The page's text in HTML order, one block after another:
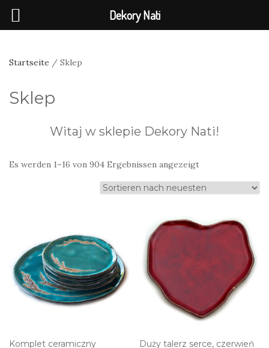
Startseite / Sklep
Sklep
Witaj w sklepie Dekory Nati!
Es werden 1–16 von 904 Ergebnissen angezeigtNach
neuesten
sortiert
Komplet ceramiczny
Duży talerz serce, czerwień
Dekory Nati